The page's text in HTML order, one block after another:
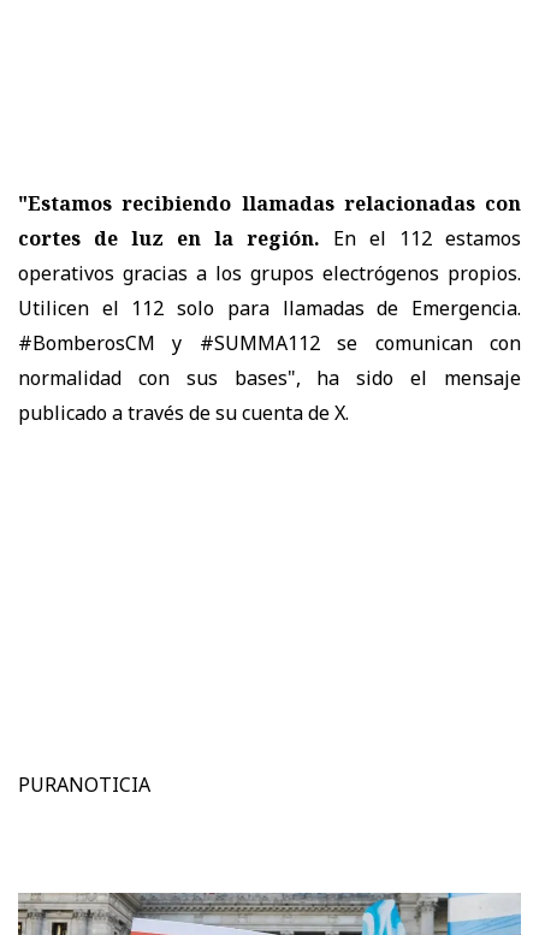
"Estamos recibiendo llamadas relacionadas con
cortes de luz en la región. En el 112 estamos
operativos gracias a los grupos electrógenos propios.
Utilicen el 112 solo para llamadas de Emergencia.
#BomberosCM y #SUMMA112 se comunican con
normalidad con sus bases", ha sido el mensaje
publicado a través de su cuenta de X.
PURANOTICIA